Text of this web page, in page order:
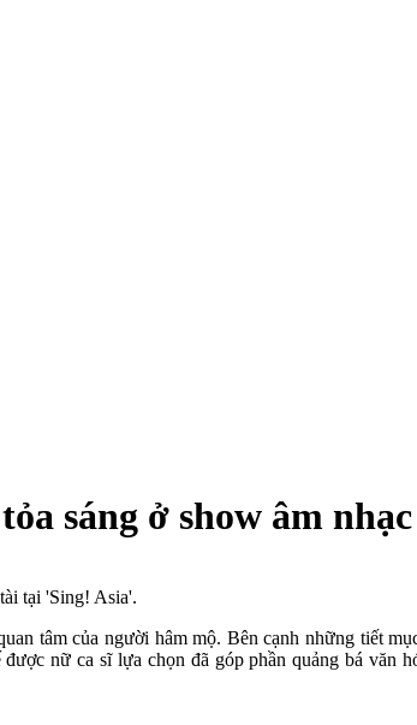
sáng ở show âm
tại 'Sing! Asia'.
tâm của người hâm mộ. Bên cạnh những tiết
nữ ca sĩ lựa chọn đã góp phần quảng bá văn